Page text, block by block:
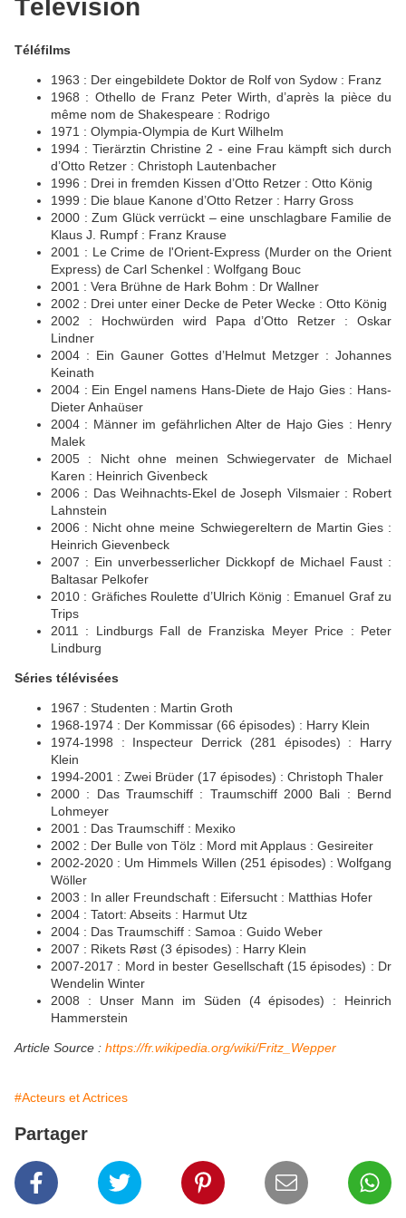
Télévision
Téléfilms
1963 : Der eingebildete Doktor de Rolf von Sydow : Franz
1968 : Othello de Franz Peter Wirth, d’après la pièce du
même nom de Shakespeare : Rodrigo
1971 : Olympia-Olympia de Kurt Wilhelm
1994 : Tierärztin Christine 2 - eine Frau kämpft sich durch
d’Otto Retzer : Christoph Lautenbacher
1996 : Drei in fremden Kissen d’Otto Retzer : Otto König
1999 : Die blaue Kanone d’Otto Retzer : Harry Gross
2000 : Zum Glück verrückt – eine unschlagbare Familie de
Klaus J. Rumpf : Franz Krause
2001 : Le Crime de l'Orient-Express (Murder on the Orient
Express) de Carl Schenkel : Wolfgang Bouc
2001 : Vera Brühne de Hark Bohm : Dr Wallner
2002 : Drei unter einer Decke de Peter Wecke : Otto König
2002 : Hochwürden wird Papa d’Otto Retzer : Oskar
Lindner
2004 : Ein Gauner Gottes d’Helmut Metzger : Johannes
Keinath
2004 : Ein Engel namens Hans-Diete de Hajo Gies : Hans-
Dieter Anhaüser
2004 : Männer im gefährlichen Alter de Hajo Gies : Henry
Malek
2005 : Nicht ohne meinen Schwiegervater de Michael
Karen : Heinrich Givenbeck
2006 : Das Weihnachts-Ekel de Joseph Vilsmaier : Robert
Lahnstein
2006 : Nicht ohne meine Schwiegereltern de Martin Gies :
Heinrich Gievenbeck
2007 : Ein unverbesserlicher Dickkopf de Michael Faust :
Baltasar Pelkofer
2010 : Gräfiches Roulette d’Ulrich König : Emanuel Graf zu
Trips
2011 : Lindburgs Fall de Franziska Meyer Price : Peter
Lindburg
Séries télévisées
1967 : Studenten : Martin Groth
1968-1974 : Der Kommissar (66 épisodes) : Harry Klein
1974-1998 : Inspecteur Derrick (281 épisodes) : Harry
Klein
1994-2001 : Zwei Brüder (17 épisodes) : Christoph Thaler
2000 : Das Traumschiff : Traumschiff 2000 Bali : Bernd
Lohmeyer
2001 : Das Traumschiff : Mexiko
2002 : Der Bulle von Tölz : Mord mit Applaus : Gesireiter
2002-2020 : Um Himmels Willen (251 épisodes) : Wolfgang
Wöller
2003 : In aller Freundschaft : Eifersucht : Matthias Hofer
2004 : Tatort: Abseits : Harmut Utz
2004 : Das Traumschiff : Samoa : Guido Weber
2007 : Rikets Røst (3 épisodes) : Harry Klein
2007-2017 : Mord in bester Gesellschaft (15 épisodes) : Dr
Wendelin Winter
2008 : Unser Mann im Süden (4 épisodes) : Heinrich
Hammerstein
Article Source : https://fr.wikipedia.org/wiki/Fritz_Wepper
#Acteurs et Actrices
Partager